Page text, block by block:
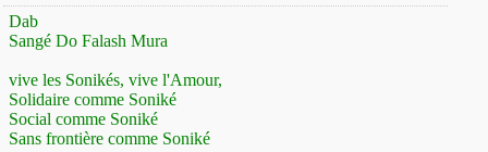
Dab
Sangé Do Falash Mura
vive les Sonikés, vive l'Amour,
Solidaire comme Soniké
Social comme Soniké
Sans frontière comme Soniké